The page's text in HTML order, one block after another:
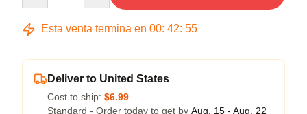
Esta venta termina en 00: 42: 54
Deliver to United States
Cost to ship: $6.99
Standard - Order today to get by Aug. 15 - Aug. 22